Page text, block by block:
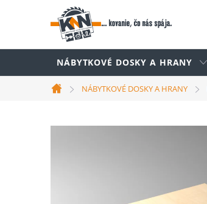
NÁBYTKOVÉ DOSKY A HRANY
Domov
NÁBYTKOVÉ DOSKY A HRANY